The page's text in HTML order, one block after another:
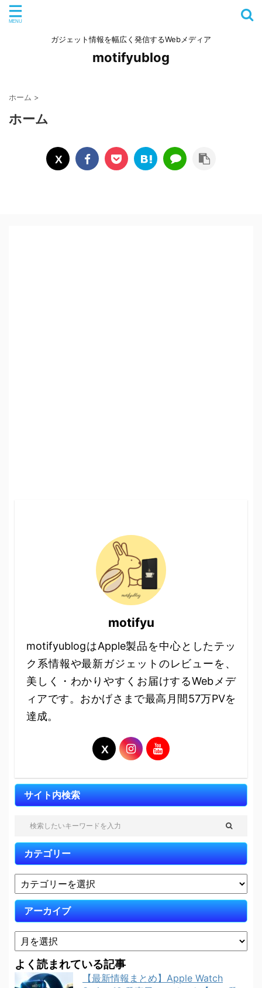
ガジェット情報を幅広く発信するWebメディア
motifyublog
ホーム >
ホーム
motifyu
motifyublogはApple製品を中心としたテッ
ク系情報や最新ガジェットのレビューを、
美しく・わかりやすくお届けするWebメデ
ィアです。おかげさまで最高月間57万PVを
達成。
サイト内検索
カテゴリー
アーカイブ
よく読まれている記事
【最新情報まとめ】Apple Watch